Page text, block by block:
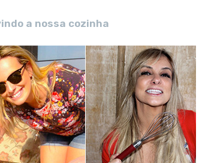
a nossa cozinha